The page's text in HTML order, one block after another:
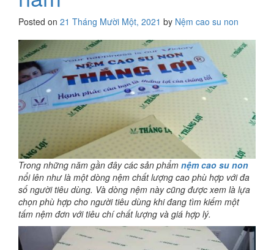
Posted on 21 Tháng Mười Một, 2021 by Nệm cao su non
Trong những năm gần đây các sản phẩm nệm cao su non
nổi lên như là một dòng nệm chất lượng cao phù hợp với đa
số người tiêu dùng. Và dòng nệm này cũng được xem là lựa
chọn phù hợp cho người tiêu dùng khi đang tìm kiếm một
tấm nệm đơn với tiêu chí chất lượng và giá hợp lý.